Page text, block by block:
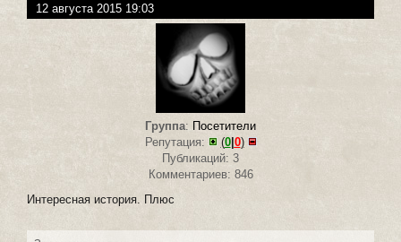
12 августа 2015 19:03
Группа: Посетители
Репутация:
(0| 0)
Публикаций: 3
Комментариев: 846
Интересная история. Плюс